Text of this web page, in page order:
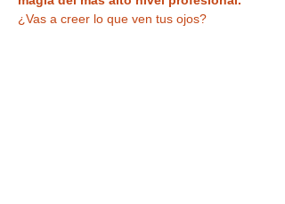
¿Vas a creer lo que ven tus ojos?